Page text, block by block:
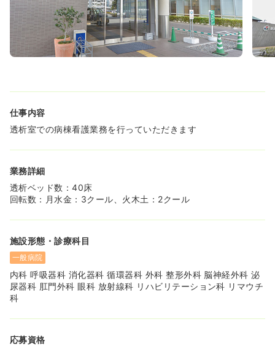
仕事内容
透析室での病棟看護業務を行っていただきます
業務詳細
透析ベッド数：40床
回転数：月水金：3クール、火木土：2クール
施設形態・診療科目
一般病院
内科 呼吸器科 消化器科 循環器科 外科 整形外科 脳神経外科 泌
尿器科 肛門外科 眼科 放射線科 リハビリテーション科 リマウチ
科
応募資格